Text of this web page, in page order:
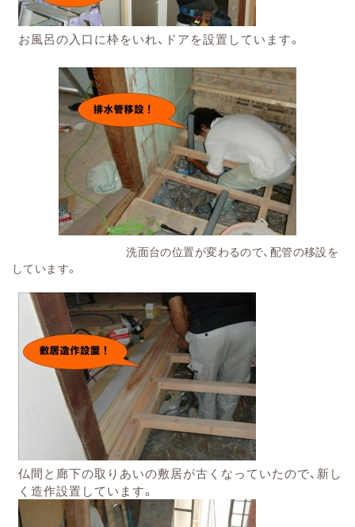
お風呂の入口に枠をいれ、ドアを設置しています。
洗面台の位置が変わるので、配管の移設を
しています。
仏間と廊下の取りあいの敷居が古くなっていたので、新し
く造作設置しています。